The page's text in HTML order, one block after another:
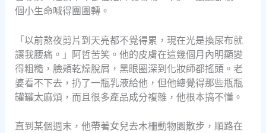
個小生命喊得團團轉。
「以前熬夜剪片到天亮都不覺得累，現在光是換尿布就
讓我腰痛。」阿哲苦笑。他的皮膚在這幾個月內明顯變
得粗糙，臉頰乾燥脫屑，黑眼圈深到化妝師都搖頭。老
婆看不下去，扔了一瓶乳液給他，但他總覺得那些瓶瓶
罐罐太麻煩，而且很多產品成分複雜，他根本搞不懂。
直到某個週末，他帶著女兒去木柵動物園散步，順路在